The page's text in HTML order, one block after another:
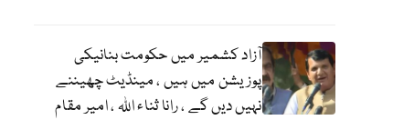
آزاد کشمیر میں حکومت بنانیکی
پوزیشن میں ہیں ، مینڈیٹ چھیننے
نہیں دیں گے ، رانا ثناء اللہ ، امیر مقام